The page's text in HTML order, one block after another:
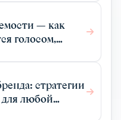
— как
голосом,
стратегии
любой